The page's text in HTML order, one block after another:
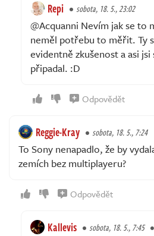
Repi sobota, 18. 5., 23:02
@Acquanni Nevím jak se to
neměl potřebu to měřit. Ty
evidentně zkušenost a asi jsi
připadal. :D
Odpovědět
Reggie-Kray sobota, 18. 5., 7:24
To Sony nenapadlo, že by
zemích bez multiplayeru?
Odpovědět
Kallevis sobota, 18. 5., 7:45